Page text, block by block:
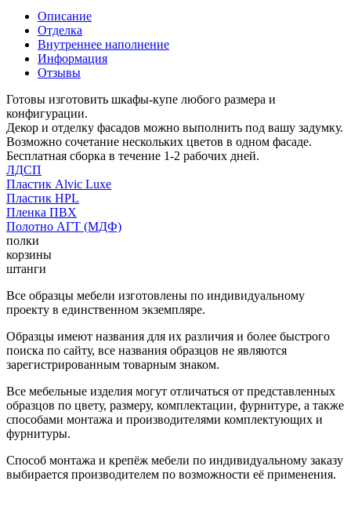
Описание
Отделка
Внутреннее наполнение
Информация
Отзывы
Готовы изготовить шкафы-купе любого размера и
конфигурации.
Декор и отделку фасадов можно выполнить под вашу задумку.
Возможно сочетание нескольких цветов в одном фасаде.
Бесплатная сборка в течение 1-2 рабочих дней.
ЛДСП
Пластик Alvic Luxe
Пластик HPL
Пленка ПВХ
Полотно АГТ (МДФ)
полки
корзины
штанги
Все образцы мебели изготовлены по индивидуальному
проекту в единственном экземпляре.
Образцы имеют названия для их различия и более быстрого
поиска по сайту, все названия образцов не являются
зарегистрированным товарным знаком.
Все мебельные изделия могут отличаться от представленных
образцов по цвету, размеру, комплектации, фурнитуре, а также
способами монтажа и производителями комплектующих и
фурнитуры.
Способ монтажа и крепёж мебели по индивидуальному заказу
выбирается производителем по возможности её применения.